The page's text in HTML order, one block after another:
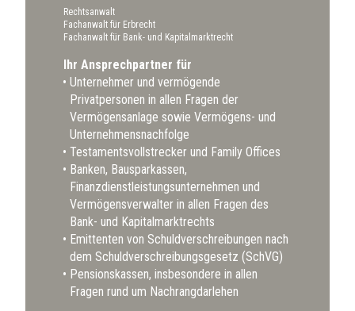
Rechtsanwalt
Fachanwalt für Erbrecht
Fachanwalt für Bank- und Kapitalmarktrecht
Ihr Ansprechpartner für
Unternehmer und vermögende
Privatpersonen in allen Fragen der
Vermögensanlage sowie Vermögens- und
Unternehmensnachfolge
Testamentsvollstrecker und Family Offices
Banken, Bausparkassen,
Finanzdienstleistungsunternehmen und
Vermögensverwalter in allen Fragen des
Bank- und Kapitalmarktrechts
Emittenten von Schuldverschreibungen nach
dem Schuldverschreibungsgesetz (SchVG)
Pensionskassen, insbesondere in allen
Fragen rund um Nachrangdarlehen